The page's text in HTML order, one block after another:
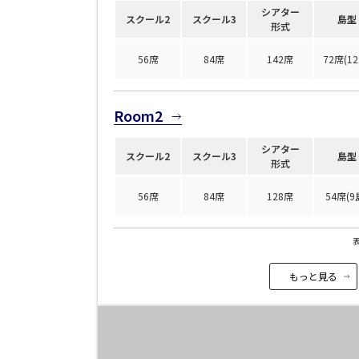
スクール2 スクール3
シアター
形式
島型
56席 84席 142席 72席
Room2
スクール2 スクール3
シアター
形式
島型
56席 84席 128席 54席(9
もっと見る
こだわり条件
特